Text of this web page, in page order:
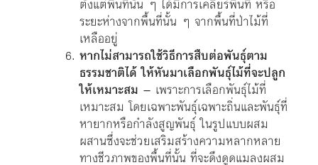
ตั้งแต่พื้นที่นั้น ๆ ได้มีการเคลียร์พื้นที่ หรือ
ระยะห่างจากพื้นที่นั้น ๆ จากพื้นที่ป่าไม้ที่
เหลืออยู่
หากไม่สามารถใช้วิธีการสืบต่อพันธุ์ตาม
ธรรมชาติได้ ให้หันมาเลือกพันธุ์ไม้ที่จะปลูก
ให้เหมาะสม – เพราะการเลือกพันธุ์ไม้ที่
เหมาะสม โดยเฉพาะพันธุ์เฉพาะถิ่นและพันธุ์ที่
หายากหรือกำลังสูญพันธุ์ ในรูปแบบผสม
ผสานซึ่งจะช่วยเสริมสร้างความหลากหลาย
ทางชีวภาพของพื้นที่นั้น ที่จะดึงดูดแมลงผสม